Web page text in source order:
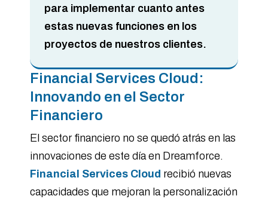
para implementar cuanto antes
estas nuevas funciones en los
proyectos de nuestros clientes.
Financial Services Cloud:
Innovando en el Sector
Financiero
El sector financiero no se quedó atrás en las
innovaciones de este día en Dreamforce.
Financial Services Cloud recibió nuevas
capacidades que mejoran la personalización